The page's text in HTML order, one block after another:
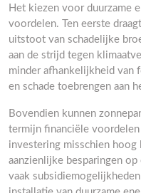
Het kiezen voor duurzame
voordelen. Ten eerste
uitstoot van schadelijke
aan de strijd tegen
minder afhankelijkheid van
en schade toebrengen aan
Bovendien kunnen
termijn financiële
investering misschien
aanzienlijke besparingen
vaak